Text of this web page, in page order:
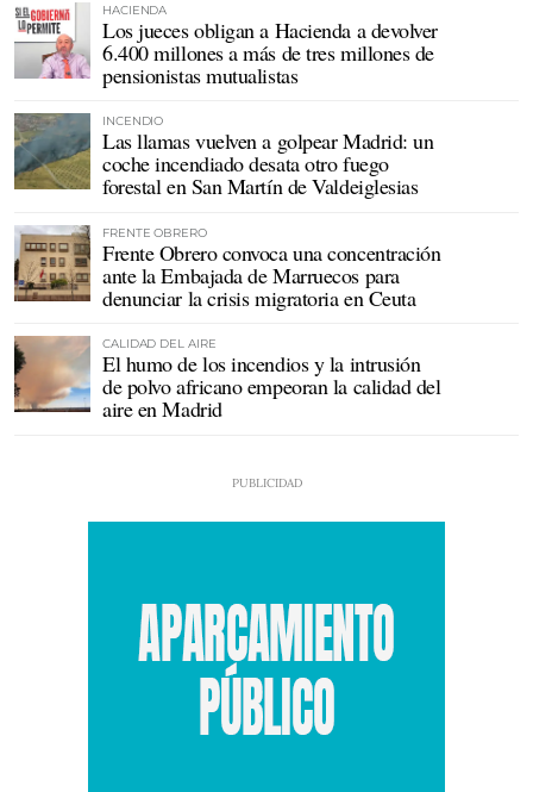
HACIENDA
Los jueces obligan a Hacienda a devolver
6.400 millones a más de tres millones de
pensionistas mutualistas
INCENDIO
Las llamas vuelven a golpear Madrid: un
coche incendiado desata otro fuego
forestal en San Martín de Valdeiglesias
FRENTE OBRERO
Frente Obrero convoca una concentración
ante la Embajada de Marruecos para
denunciar la crisis migratoria en Ceuta
CALIDAD DEL AIRE
El humo de los incendios y la intrusión
de polvo africano empeoran la calidad del
aire en Madrid